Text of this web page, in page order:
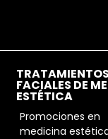
TRATAMIENTOS
FACIALES DE
ESTÉTICA
Promociones en
medicina